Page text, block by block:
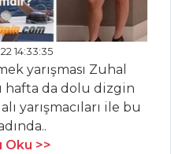
14:33:35
yarışması Zuhal
hafta da dolu dizgin
yarışmacıları ile bu
Oku >>